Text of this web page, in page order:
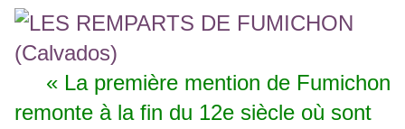
« La première mention de Fumichon
remonte à la fin du 12e siècle où sont